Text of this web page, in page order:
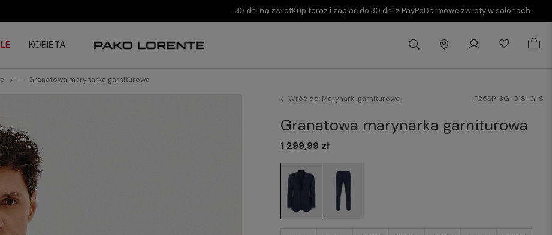
30 dni na zwrotKup teraz i zapłać do 30 dni z PayPoDarmowe zwroty w salonach
KOBIETA
Granatowa marynarka garniturowa
Wróć do: Marynarki garniturowe P25SP-3G-018-G-S
Granatowa marynarka garniturowa
1 299,99 zł